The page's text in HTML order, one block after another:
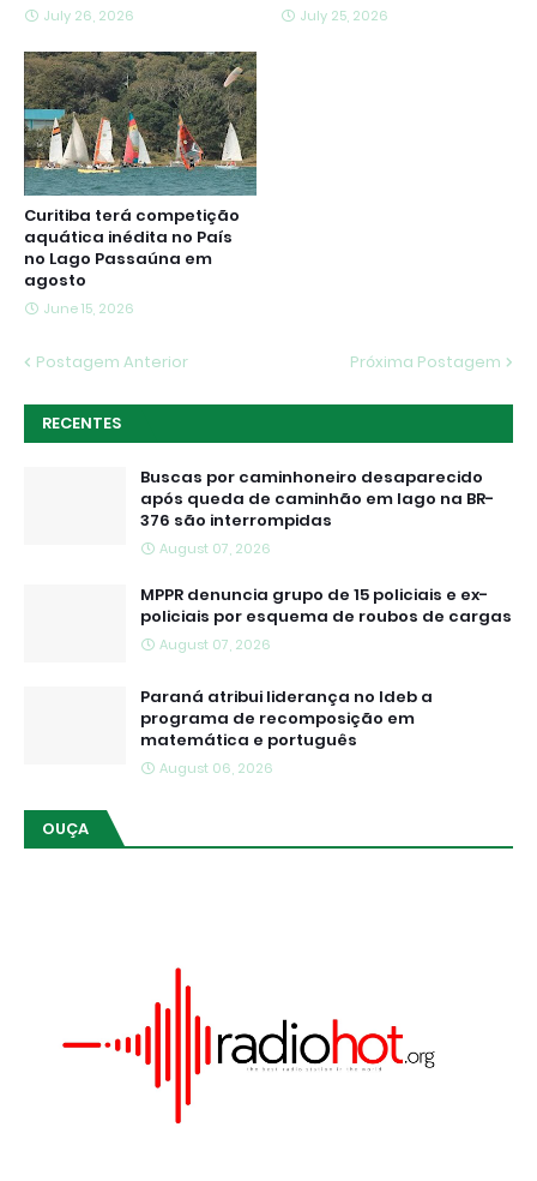
July 26, 2026 July 25, 2026
Curitiba terá competição
aquática inédita no País
no Lago Passaúna em
agosto
June 15, 2026
Postagem Anterior Próxima Postagem
RECENTES
Buscas por caminhoneiro desaparecido
após queda de caminhão em lago na BR-
376 são interrompidas
August 07, 2026
MPPR denuncia grupo de 15 policiais e ex-
policiais por esquema de roubos de cargas
August 07, 2026
Paraná atribui liderança no Ideb a
programa de recomposição em
matemática e português
August 06, 2026
OUÇA